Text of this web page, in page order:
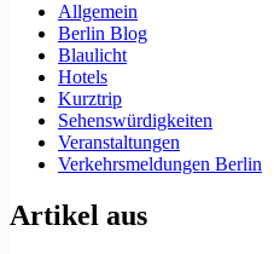
Allgemein
Berlin Blog
Blaulicht
Hotels
Kurztrip
Sehenswürdigkeiten
Veranstaltungen
Verkehrsmeldungen Berlin
Artikel aus